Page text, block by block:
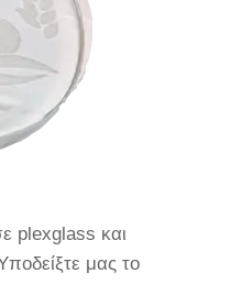
plexglass και
μας το